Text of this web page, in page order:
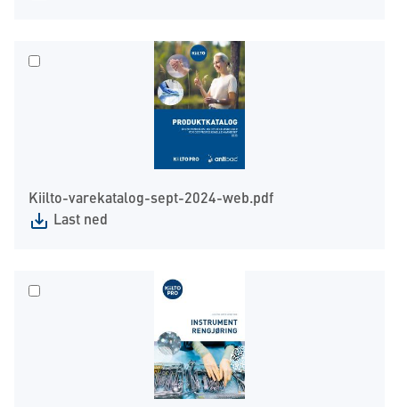
Kiilto-varekatalog-sept-2024-web.pdf
Last ned